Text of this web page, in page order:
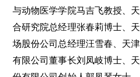
与动物医学学院马吉飞教授、
合研究院总经理张春莉博士、
场股份公司总经理汪雪春、天
有限公司董事长刘凤岐博士、